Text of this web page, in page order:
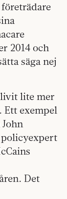
2014 och
säga nej
lite mer
exempel
Det